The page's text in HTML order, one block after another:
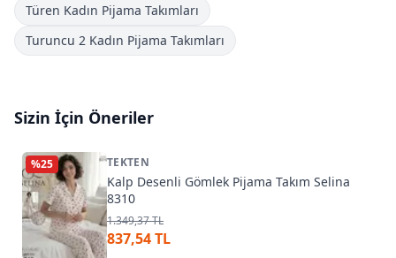
Türen Kadın Pijama Takımları
Turuncu 2 Kadın Pijama Takımları
Sizin İçin Öneriler
%25 TEKTEN
Kalp Desenli Gömlek Pijama Takım Selina
8310
1.349,37 TL
837,54 TL